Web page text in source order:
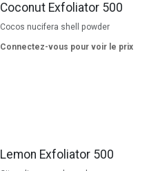
Coconut Exfoliator 500
Cocos nucifera shell powder
Connectez-vous pour voir le prix
Lemon Exfoliator 500